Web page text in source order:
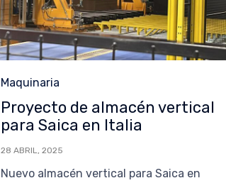
Category
Maquinaria
Proyecto de almacén vertical
para Saica en Italia
28 ABRIL, 2025
Nuevo almacén vertical para Saica en